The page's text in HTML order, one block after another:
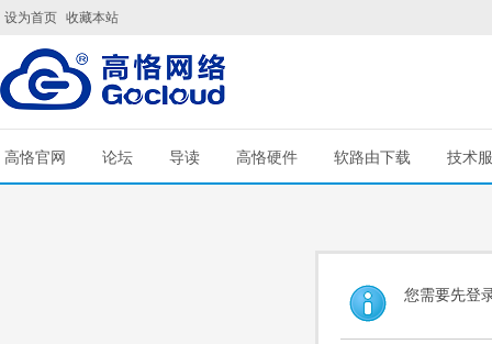
设为首页 收藏本站
高恪官网 论坛 导读 高恪硬件 软路由下载 技术
您需要先登